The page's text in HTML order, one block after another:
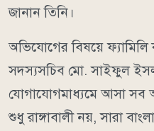
জানান তিনি।
অভিযোগের বিষয়ে ফ্যামিলি
সদস্যসচিব মো. সাইফুল
যোগাযোগমাধ্যমে আসা সব
শুধু রাঙ্গাবালী নয়, সারা